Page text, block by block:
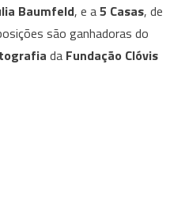
Baumfeld, e a5 Casas, de
são ganhadoras do
da Fundação Clóvis